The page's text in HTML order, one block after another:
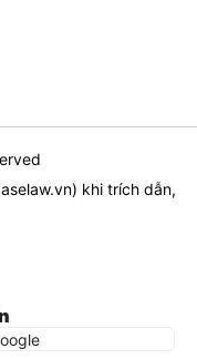
) khi trích dẫn,